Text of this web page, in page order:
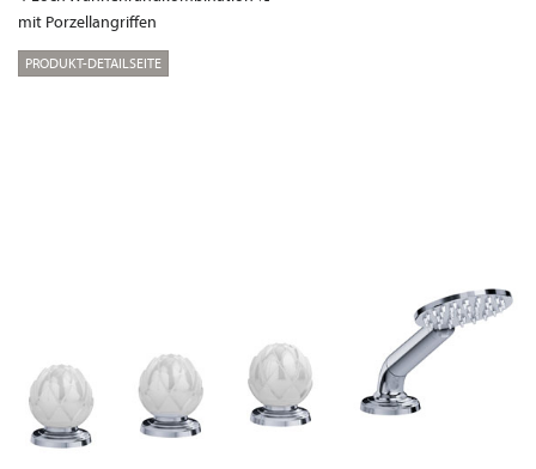
mit Porzellangriffen
PRODUKT-DETAILSEITE